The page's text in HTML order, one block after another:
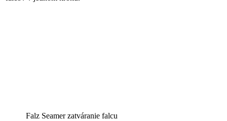
Falz Seamer zatváranie falcu